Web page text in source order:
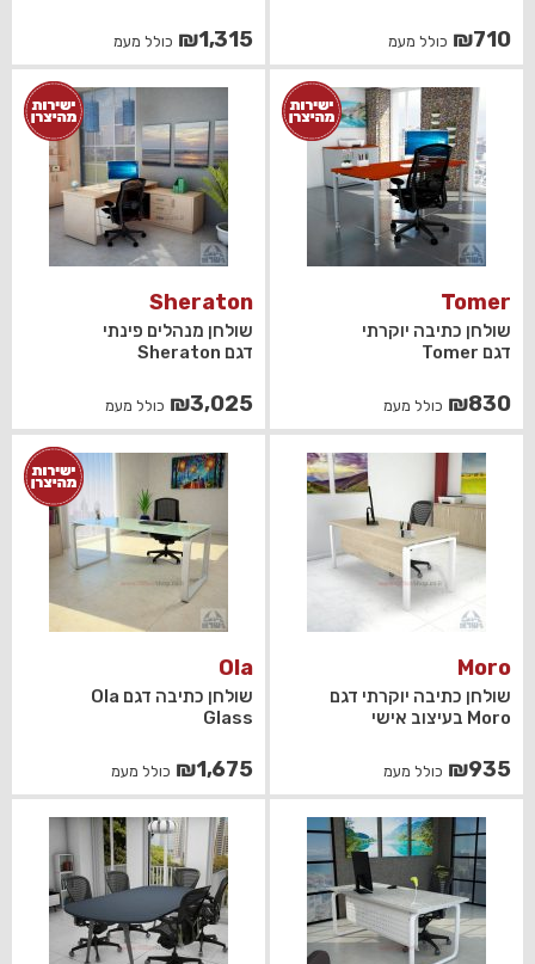
₪710 כולל מעמ ₪1,315 כולל מעמ
Tomer
שולחן כתיבה יוקרתי
דגם Tomer
₪830 כולל מעמ
Sheraton
שולחן מנהלים פינתי
דגם Sheraton
₪3,025 כולל מעמ
Moro
שולחן כתיבה יוקרתי דגם
Moro בעיצוב אישי
₪935 כולל מעמ
Ola
שולחן כתיבה דגם Ola
Glass
₪1,675 כולל מעמ